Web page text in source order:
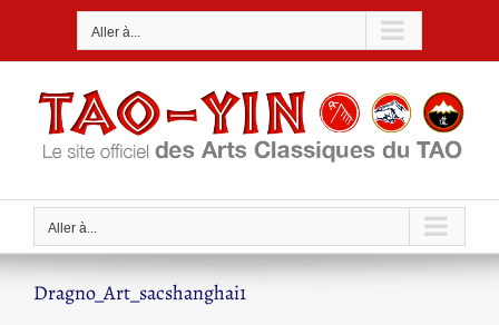
Aller à...
Aller à...
Dragno_Art_sacshanghai1